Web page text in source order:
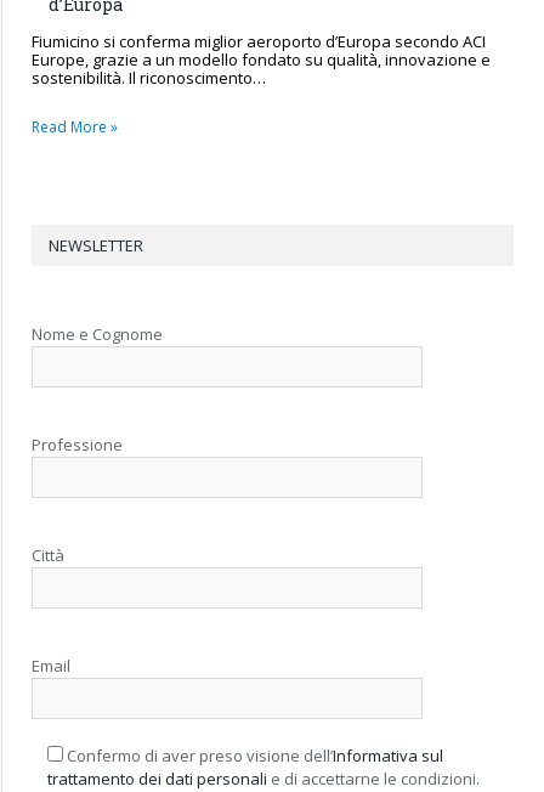
Fiumicino si conferma miglior aeroporto d’Europa secondo ACI
Europe, grazie a un modello fondato su qualità, innovazione e
sostenibilità. Il riconoscimento…
Read More »
NEWSLETTER
Nome e Cognome
Professione
Città
Email
Confermo di aver preso visione dell’Informativa sul
trattamento dei dati personali e di accettarne le condizioni.